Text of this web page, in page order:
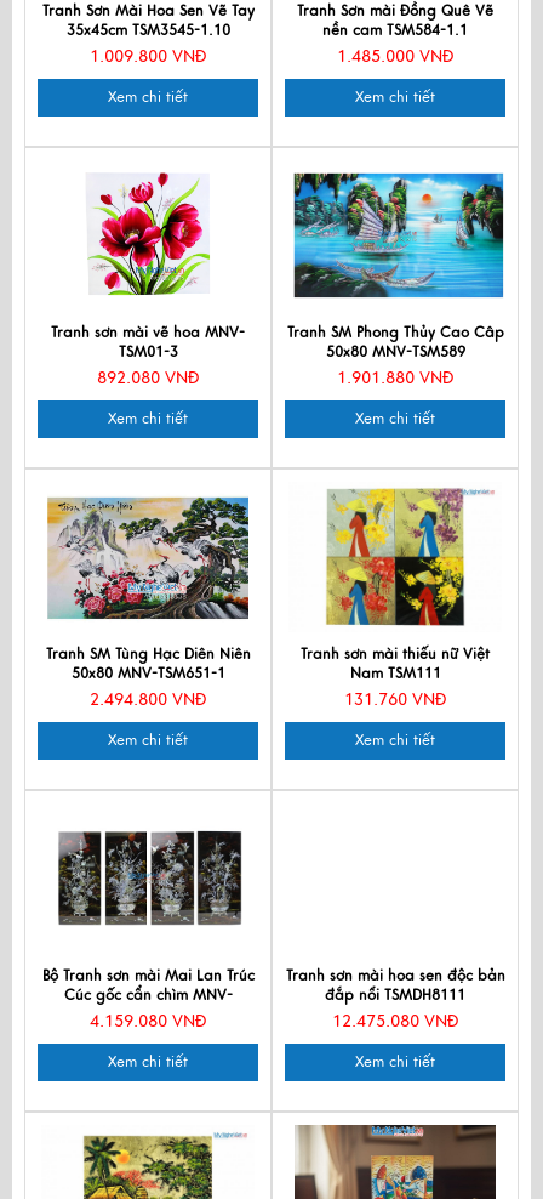
Tranh Sơn Mài Hoa Sen Vẽ Tay
35x45cm TSM3545-1.10
1.009.800 VNĐ
Xem chi tiết
Tranh Sơn mài Đồng Quê Vẽ
nền cam TSM584-1.1
1.485.000 VNĐ
Xem chi tiết
Tranh sơn mài vẽ hoa MNV-
TSM01-3
892.080 VNĐ
Xem chi tiết
Tranh SM Phong Thủy Cao Câp
50x80 MNV-TSM589
1.901.880 VNĐ
Xem chi tiết
Tranh SM Tùng Hạc Diên Niên
50x80 MNV-TSM651-1
2.494.800 VNĐ
Xem chi tiết
Tranh sơn mài thiếu nữ Việt
Nam TSM111
131.760 VNĐ
Xem chi tiết
Bộ Tranh sơn mài Mai Lan Trúc
Cúc gốc cẩn chìm MNV-
SMA478
4.159.080 VNĐ
Xem chi tiết
Tranh sơn mài hoa sen độc bản
đắp nổi TSMDH8111
12.475.080 VNĐ
Xem chi tiết